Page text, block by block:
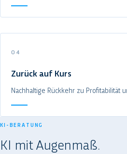
04
Zurück auf Kurs
Nachhaltige Rückkehr zu Profitabilität
KI-BERATUNG
KI mit Augenmaß.